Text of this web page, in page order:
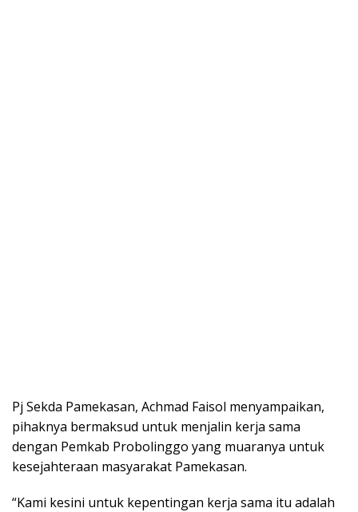
Pj Sekda Pamekasan, Achmad Faisol menyampaikan,
pihaknya bermaksud untuk menjalin kerja sama
dengan Pemkab Probolinggo yang muaranya untuk
kesejahteraan masyarakat Pamekasan.
“Kami kesini untuk kepentingan kerja sama itu adalah